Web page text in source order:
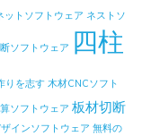
ットソフトウェア ネストソ
ソフトウェア 四柱
りを志す 木材CNCソフト
ソフトウェア 板材切断
インソフトウェア 無料の